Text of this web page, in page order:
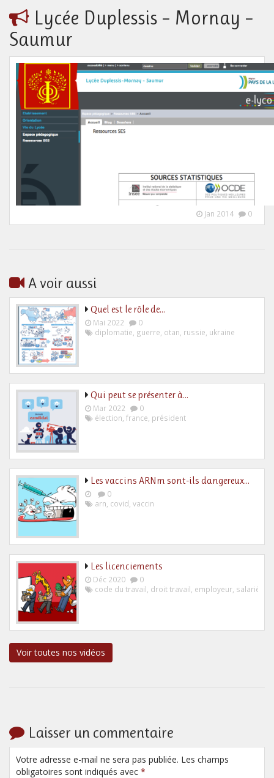
Lycée Duplessis – Mornay –
Saumur
Jan 2014 0
A voir aussi
Quel est le rôle de…
Mai 2022
0
diplomatie, guerre, otan, russie, ukraine
Qui peut se présenter à…
Mar 2022
0
élection france président
Les vaccins ARNm sont-ils dangereux…
0
arn covid vaccin
Les licenciements
Déc 2020
0
code du travail droit travail employeur salarié
Voir toutes nos vidéos
Laisser un commentaire
Votre adresse e-mail ne sera pas publiée. Les champs
obligatoires sont indiqués avec *